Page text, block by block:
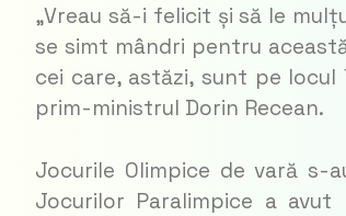
„Vreau să-i felicit și să le
se simt mândri pentru
cei care, astăzi, sunt pe
prim-ministrul Dorin Recean.
Jocurile Olimpice de vară s-
Jocurilor Paralimpice a